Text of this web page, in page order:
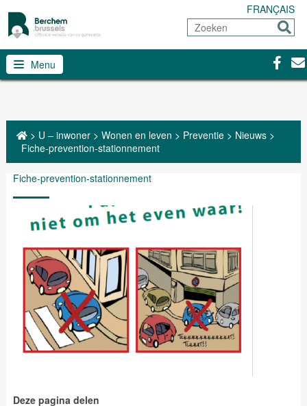
FRANÇAIS
Zoeken
Sturen
Menu
> U – inwoner> Wonen en leven > Preventie> Nieuws>
Fiche-prevention-stationnement
Fiche-prevention-stationnement
Deze pagina delen